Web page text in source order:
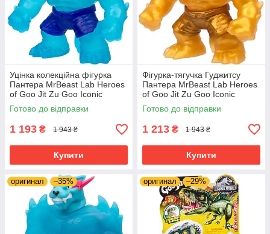
Уцінка колекційна фігурка
Пантера MrBeast Lab Heroes
of Goo Jit Zu Goo Iconic
Panther ‎24737
Готово до відправки
1 193 ₴ 1 943 ₴
Купити
Фігурка-тягучка Гуджитсу
Пантера MrBeast Lab Heroes
of Goo Jit Zu Goo Iconic
Panther ‎24738
Готово до відправки
1 213 ₴ 1 943 ₴
Купити
оригинал –35% оригинал –29%